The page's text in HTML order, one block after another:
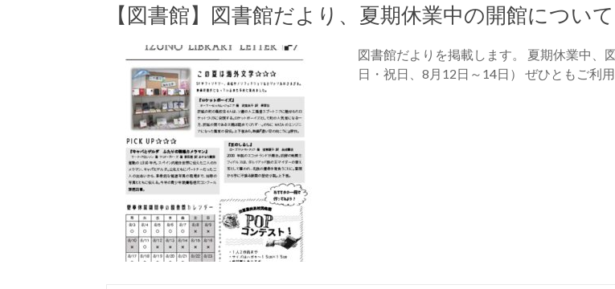
【図書館】図書館だより、夏期休業中の開館について
図書館だよりを掲載します。 夏期休業中、
日・祝日、8月12日～14日） ぜひともご利